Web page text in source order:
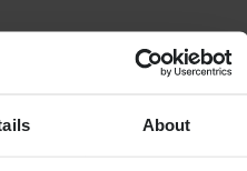
About